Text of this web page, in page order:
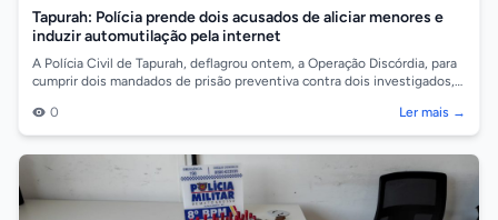
Tapurah: Polícia prende dois acusados de aliciar menores e
induzir automutilação pela internet
A Polícia Civil de Tapurah, deflagrou ontem, a Operação Discórdia, para
cumprir dois mandados de prisão preventiva contra dois investigados,
0
Ler mais →